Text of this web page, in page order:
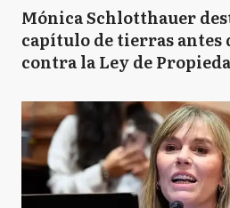
Mónica Schlotthauer
capítulo de tierras antes
contra la Ley de